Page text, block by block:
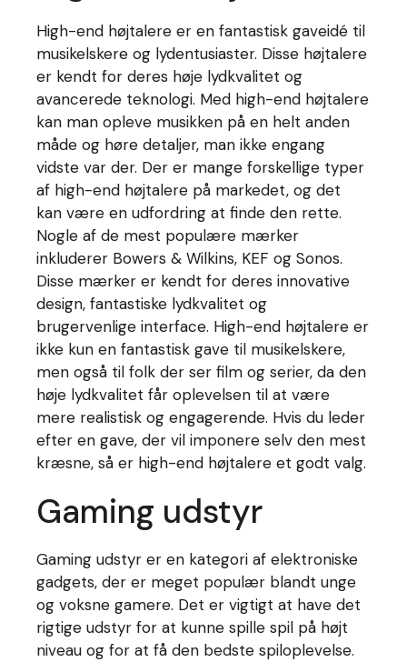
High-end højtalere er en fantastisk gaveidé til
musikelskere og lydentusiaster. Disse højtalere
er kendt for deres høje lydkvalitet og
avancerede teknologi. Med high-end højtalere
kan man opleve musikken på en helt anden
måde og høre detaljer, man ikke engang
vidste var der. Der er mange forskellige typer
af high-end højtalere på markedet, og det
kan være en udfordring at finde den rette.
Nogle af de mest populære mærker
inkluderer Bowers & Wilkins, KEF og Sonos.
Disse mærker er kendt for deres innovative
design, fantastiske lydkvalitet og
brugervenlige interface. High-end højtalere er
ikke kun en fantastisk gave til musikelskere,
men også til folk der ser film og serier, da den
høje lydkvalitet får oplevelsen til at være
mere realistisk og engagerende. Hvis du leder
efter en gave, der vil imponere selv den mest
kræsne, så er high-end højtalere et godt valg.
Gaming udstyr
Gaming udstyr er en kategori af elektroniske
gadgets, der er meget populær blandt unge
og voksne gamere. Det er vigtigt at have det
rigtige udstyr for at kunne spille spil på højt
niveau og for at få den bedste spiloplevelse.